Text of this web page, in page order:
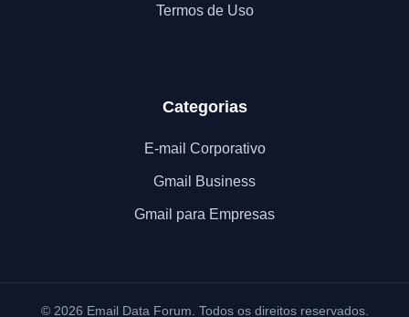
Termos de Uso
Categorias
E-mail Corporativo
Gmail Business
Gmail para Empresas
© 2026 Email Data Forum. Todos os direitos reservados.